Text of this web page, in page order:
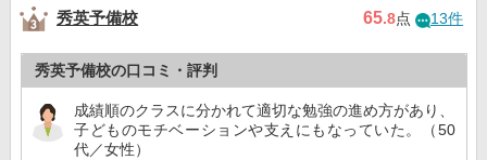
秀英予備校 65.8点 13件
秀英予備校の口コミ・評判
成績順のクラスに分かれて適切な勉強の進め方があり、
子どものモチベーションや支えにもなっていた。（50
代／女性）